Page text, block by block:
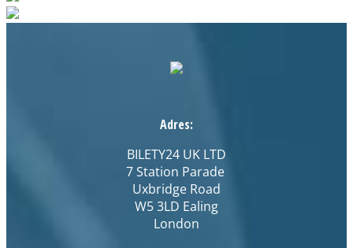
Adres:
BILETY24 UK LTD
7 Station Parade
Uxbridge Road
W5 3LD Ealing
London